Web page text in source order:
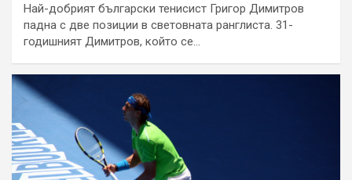
Най-добрият български тенисист Григор Димитров
падна с две позиции в световната ранглиста. 31-
годишният Димитров, който се…